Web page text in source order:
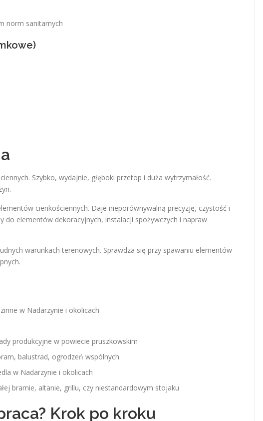
norm sanitarnych
Szybko, wydajnie, głęboki przetop i duża wytrzymałość.
cienkościennych. Daje nieporównywalną precyzję, czystość i
do elementów dekoracyjnych, instalacji spożywczych i napraw
warunkach terenowych. Sprawdza się przy spawaniu elementów
w Nadarzynie i okolicach
produkcyjne w powiecie pruszkowskim
balustrad, ogrodzeń wspólnych
w Nadarzynie i okolicach
bramie, altanie, grillu, czy niestandardowym stojaku
Krok po kroku